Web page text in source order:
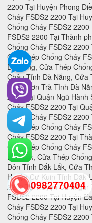
0982770404